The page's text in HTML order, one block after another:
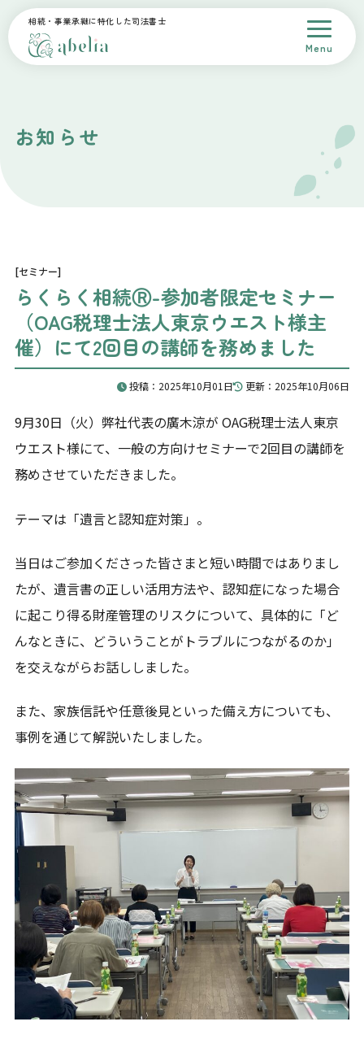
相続・事業承継に特化した司法書士
Menu
お知らせ
[セミナー]
らくらく相続Ⓡ-参加者限定セミナー
（OAG税理士法人東京ウエスト様主
催）にて2回目の講師を務めました
投稿：2025年10月01日 更新：2025年10月06日
9月30日（火）弊社代表の廣木涼が OAG税理士法人東京
ウエスト様にて、一般の方向けセミナーで2回目の講師を
務めさせていただきました。
テーマは「遺言と認知症対策」。
当日はご参加くださった皆さまと短い時間ではありまし
たが、遺言書の正しい活用方法や、認知症になった場合
に起こり得る財産管理のリスクについて、具体的に「ど
んなときに、どういうことがトラブルにつながるのか」
を交えながらお話ししました。
また、家族信託や任意後見といった備え方についても、
事例を通じて解説いたしました。
トップページ
料金
解決事例
プライバシーポリシー
お問合せ
司法書士法人アベリアは、恵比寿駅徒歩2分の相続・事業
承継に特化した司法書士法人です。
で対応しています。
ださい。
専門スタッフが丁寧に対応いたします。
03-6826-2121
平日9-19時（土日祝除く）
お問合せフォーム